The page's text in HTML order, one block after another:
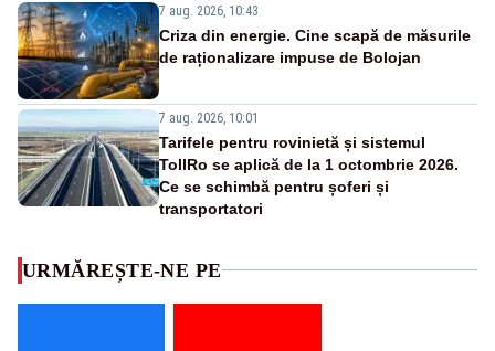
7 aug. 2026, 10:43
Criza din energie. Cine scapă de măsurile
de raționalizare impuse de Bolojan
7 aug. 2026, 10:01
Tarifele pentru rovinietă și sistemul
TollRo se aplică de la 1 octombrie 2026.
Ce se schimbă pentru șoferi și
transportatori
URMĂREȘTE-NE PE